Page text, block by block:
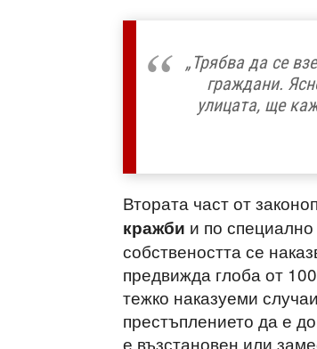
„Трябва да се
граждани.
улицата, ще
Втората част от
кражби и по специално
собствеността се
предвижда глоба от
тежко наказуеми
престъплението да е
е възстановен или